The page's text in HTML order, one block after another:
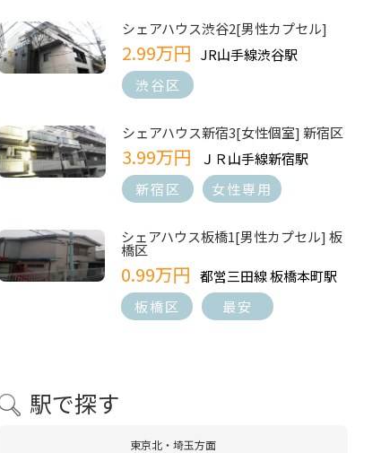
シェアハウス渋谷2[男性カプセル]
2.99万円 JR山手線渋谷駅
渋谷区
シェアハウス新宿3[女性個室] 新宿区
3.99万円
ＪＲ山手線新宿駅
新宿区
女性専用
シェアハウス板橋1[男性カプセル] 板
橋区
0.99万円 都営三田線 板橋本町駅
板橋区
最安
駅で探す
東京北・埼玉方面